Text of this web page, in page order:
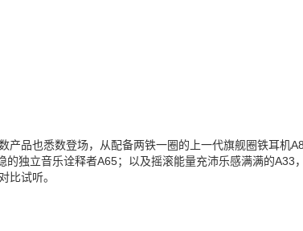
产品也悉数登场，从配备两铁一圈的上一代旗舰圈铁耳机
的独立音乐诠释者A65；以及摇滚能量充沛乐感满满的A33
比试听。